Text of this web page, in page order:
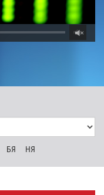
БЯ НЯ